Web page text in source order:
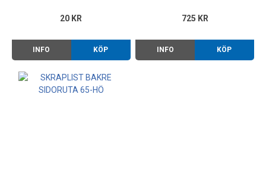
20 KR
INFO KÖP
725 KR
INFO KÖP